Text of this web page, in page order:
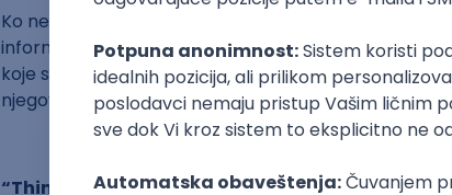
Ko ne bi voleo da brže pročita svoje omiljene knjige i
informacije iz njih? Brzo čitanje je dobro rešenje. U
koje se predaju na najboljim kursevima brzog
njegovih jedinstvenih metoda.
“Thinkertoys: A Handbook of Creative-